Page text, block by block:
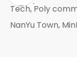
Tech, Poly
NanYu Town,